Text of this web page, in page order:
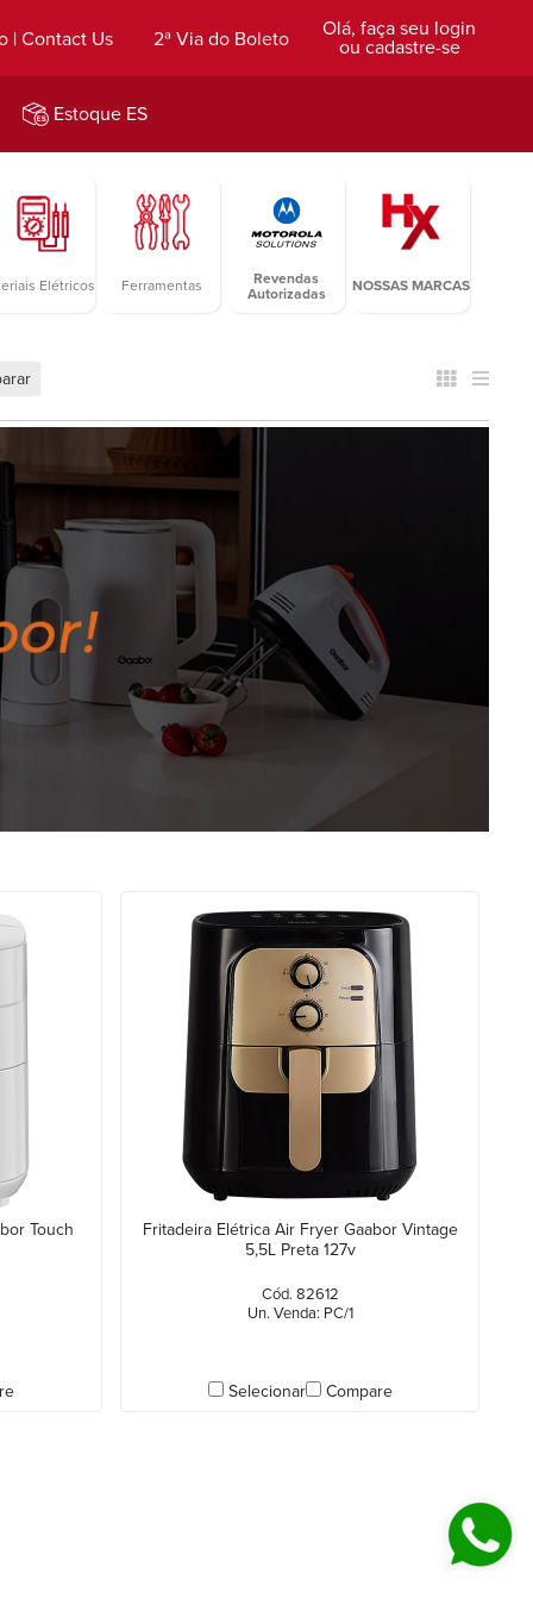
Olá, faça seu login
ou cadastre-se
2ª Via do Boleto
| Contact Us
Estoque ES
Elétricos Ferramentas
Revendas
Autorizadas
NOSSAS MARCAS
Touch
Fritadeira Elétrica Air Fryer Gaabor Vintage
5,5L Preta 127v
Cód. 82612
Un. Venda: PC/1
Selecionar Compare